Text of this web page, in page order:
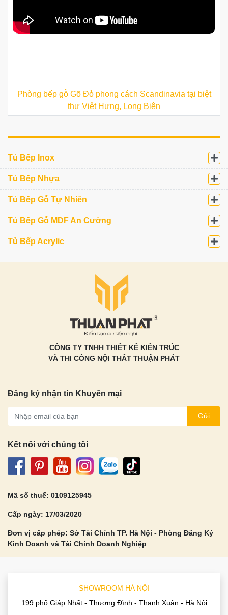
Phòng bếp gỗ Gõ Đỏ phong cách Scandinavia tại biệt
thự Việt Hưng, Long Biên
Tủ Bếp Inox
Tủ Bếp Nhựa
Tủ Bếp Gỗ Tự Nhiên
Tủ Bếp Gỗ MDF An Cường
Tủ Bếp Acrylic
CÔNG TY TNHH THIẾT KẾ KIẾN TRÚC
VÀ THI CÔNG NỘI THẤT THUẬN PHÁT
Đăng ký nhận tin Khuyến mại
Gửi
Kết nối với chúng tôi
Mã số thuế: 0109125945
Cấp ngày: 17/03/2020
Đơn vị cấp phép: Sở Tài Chính TP. Hà Nội - Phòng Đăng Ký
Kinh Doanh và Tài Chính Doanh Nghiệp
SHOWROOM HÀ NỘI
199 phố Giáp Nhất - Thượng Đình - Thanh Xuân - Hà Nội